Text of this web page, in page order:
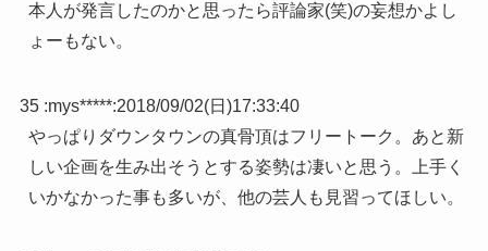
本人が発言したのかと思ったら評論家(笑)の妄想かよし
ょーもない。
35 :mys*****:2018/09/02(日)17:33:40
やっぱりダウンタウンの真骨頂はフリートーク。あと新
しい企画を生み出そうとする姿勢は凄いと思う。上手く
いかなかった事も多いが、他の芸人も見習ってほしい。